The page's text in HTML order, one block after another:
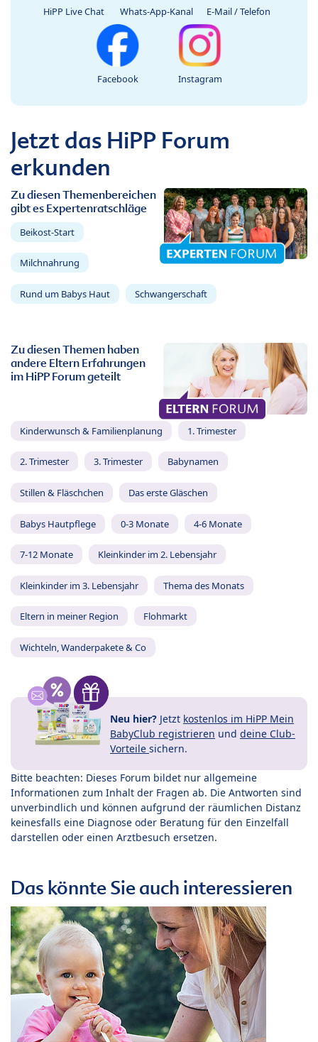
HiPP Live Chat Whats-App-Kanal E-Mail / Telefon
Facebook Instagram
Jetzt das HiPP Forum
erkunden
Zu diesen Themenbereichen
gibt es Expertenratschläge
Beikost-Start
Milchnahrung
Rund um Babys Haut Schwangerschaft
Zu diesen Themen haben
andere Eltern Erfahrungen
im HiPP Forum geteilt
Kinderwunsch & Familienplanung 1. Trimester
2. Trimester 3. Trimester Babynamen
Stillen & Fläschchen Das erste Gläschen
Babys Hautpflege 0-3 Monate 4-6 Monate
7-12 Monate Kleinkinder im 2. Lebensjahr
Kleinkinder im 3. Lebensjahr Thema des Monats
Eltern in meiner Region Flohmarkt
Wichteln, Wanderpakete & Co
Neu hier? Jetzt kostenlos im HiPP Mein
BabyClub registrieren und deine Club-
Vorteile sichern.
Bitte beachten: Dieses Forum bildet nur allgemeine
Informationen zum Inhalt der Fragen ab. Die Antworten sind
unverbindlich und können aufgrund der räumlichen Distanz
keinesfalls eine Diagnose oder Beratung für den Einzelfall
darstellen oder einen Arztbesuch ersetzen.
Das könnte Sie auch interessieren